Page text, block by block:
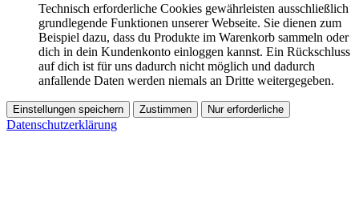
Technisch erforderliche Cookies gewährleisten ausschließlich
grundlegende Funktionen unserer Webseite. Sie dienen zum
Beispiel dazu, dass du Produkte im Warenkorb sammeln oder
dich in dein Kundenkonto einloggen kannst. Ein Rückschluss
auf dich ist für uns dadurch nicht möglich und dadurch
anfallende Daten werden niemals an Dritte weitergegeben.
Einstellungen speichern Zustimmen Nur erforderliche
Datenschutzerklärung